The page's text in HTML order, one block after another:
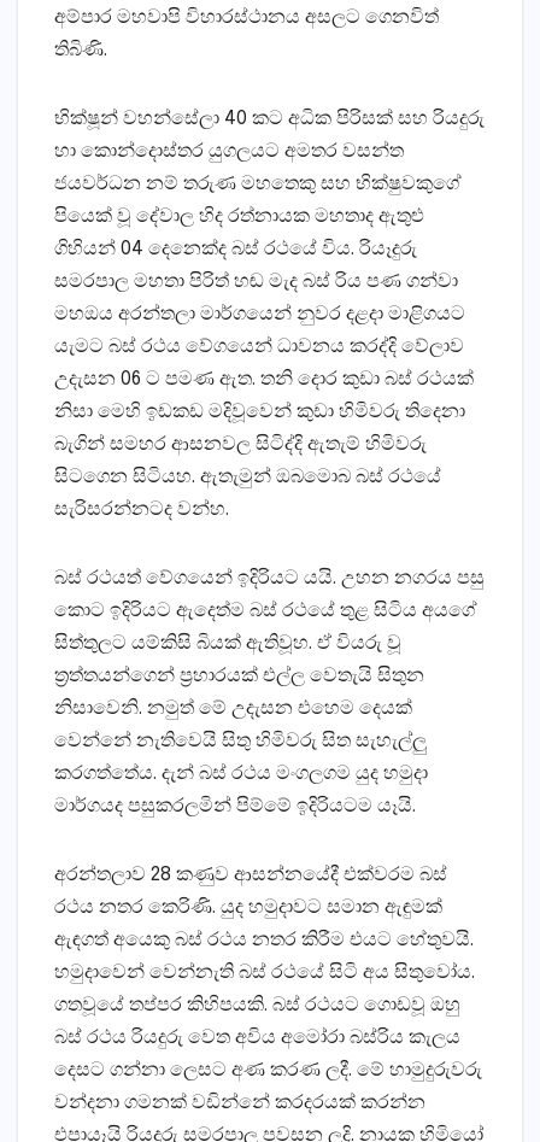
අම්පාර මහවාපි විහාරස්‌ථානය අසලට ගෙනවිත්
තිබිණි.
භික්‌ෂූන් වහන්සේලා 40 කට අධික පිරිසක්‌ සහ රියදුරු
හා කොන්දොස්‌තර යුගලයට අමතර වසන්ත
ජයවර්ධන නම් තරුණ මහතෙකු සහ භික්‌ෂුවකුගේ
පියෙක්‌ වූ දේවාල හිද රත්නායක මහතාද ඇතුළු
ගිහියන් 04 දෙනෙක්‌ද බස්‌ රථයේ විය. රියෑදුරු
සමරපාල මහතා පිරිත් හඬ මැද බස්‌ රිය පණ ගන්වා
මහඔය අරන්තලා මාර්ගයෙන් නුවර දළදා මාළිගයට
යැමට බස්‌ රථය වේගයෙන් ධාවනය කරද්දි වේලාව
උදැසන 06 ට පමණ ඇත. තනි දොර කුඩා බස්‌ රථයක්‌
නිසා මෙහි ඉඩකඩ මදිවූවෙන් කුඩා හිමිවරු තිදෙනා
බැගින් සමහර ආසනවල සිටිද්දි ඇතැම් හිමිවරු
සිටගෙන සිටියහ. ඇතැමුන් ඔබමොබ බස්‌ රථයේ
සැරිසරන්නටද වන්හ.
බස්‌ රථයත් වේගයෙන් ඉදිරියට යයි. උහන නගරය පසු
කොට ඉදිරියට ඇදෙත්ම බස්‌ රථයේ තුළ සිටිය අයගේ
සිත්තුලට යම්කිසි බියක්‌ ඇතිවූහ. ඒ වියරු වූ
ත්‍රත්තයන්ගෙන් ප්‍රහාරයක්‌ එල්ල වෙතැයි සිතුන
නිසාවෙනි. නමුත් මේ උදැසන එහෙම දෙයක්‌
වෙන්නේ නැතිවෙයි සිතු හිමිවරු සිත සැහැල්ලු
කරගත්තේය. දැන් බස්‌ රථය මංගලගම යුද හමුදා
මාර්ගයද පසුකරලමින් පිම්මේ ඉදිරියටම යෑයි.
අරන්තලාව 28 කණුව ආසන්නයේදී එක්‌වරම බස්‌
රථය නතර කෙරිණි. යුද හමුදාවට සමාන ඇඳුමක්‌
ඇඳගත් අයෙකු බස්‌ රථය නතර කිරීම එයට හේතුවයි.
හමුදාවෙන් වෙන්නැති බස්‌ රථයේ සිටි අය සිතුවෝය.
ගතවූයේ තප්පර කිහිපයකි. බස්‌ රථයට ගොඩවූ ඔහු
බස්‌ රථය රියදුරු වෙත අවිය අමෝරා බස්‌රිය කැලය
දෙසට ගන්නා ලෙසට අණ කරණ ලදී. මේ හාමුදුරුවරු
වන්දනා ගමනක්‌ වඩින්නේ කරදරයක්‌ කරන්න
එපායෑයි රියදුරු සමරපාල පවසන ලදි. නායක හිමියෝ